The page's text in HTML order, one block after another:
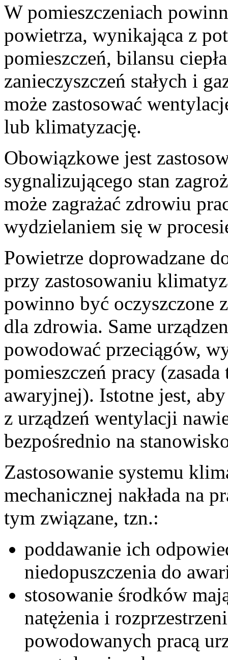
W pomieszczeniach
powietrza, wynikająca z
pomieszczeń, bilansu
zanieczyszczeń stałych i
może zastosować
lub klimatyzację.
Obowiązkowe jest
sygnalizującego stan
może zagrażać zdrowiu
wydzielaniem się w
Powietrze doprowadzane
przy zastosowaniu
powinno być oczyszczone
dla zdrowia. Same
powodować przeciągów,
pomieszczeń pracy
awaryjnej). Istotne jest,
z urządzeń wentylacji
bezpośrednio na
Zastosowanie systemu
mechanicznej nakłada na
tym związane, tzn.:
poddawanie ich
niedopuszczenia do
stosowanie środków
natężenia i
powodowanych pracą